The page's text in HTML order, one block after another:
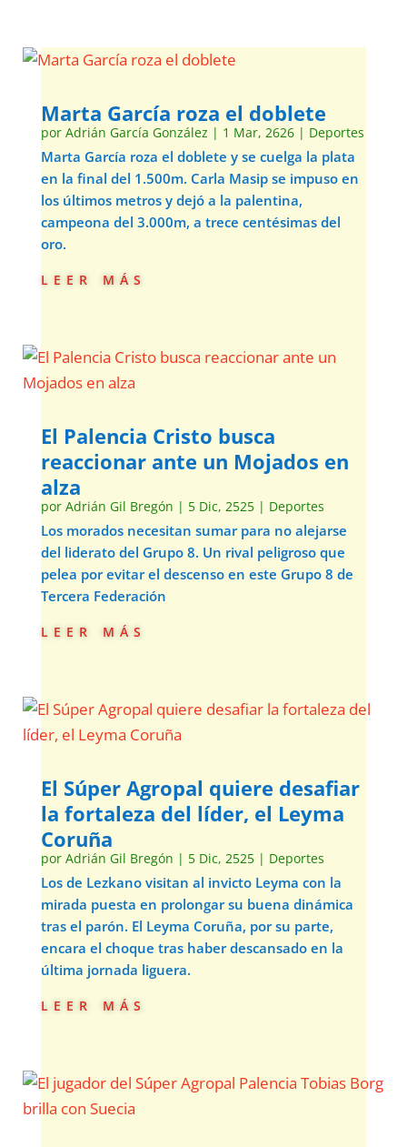
Marta García roza el doblete
por Adrián García González | 1 Mar, 2626| Deportes
Marta García roza el doblete y se cuelga la plata
en la final del 1.500m. Carla Masip se impuso en
los últimos metros y dejó a la palentina,
campeona del 3.000m, a trece centésimas del
oro.
leer más
El Palencia Cristo busca
reaccionar ante un Mojados en
alza
por Adrián Gil Bregón | 5 Dic, 2525| Deportes
Los morados necesitan sumar para no alejarse
del liderato del Grupo 8. Un rival peligroso que
pelea por evitar el descenso en este Grupo 8 de
Tercera Federación
leer más
El Súper Agropal quiere desafiar
la fortaleza del líder, el Leyma
Coruña
por Adrián Gil Bregón | 5 Dic, 2525| Deportes
Los de Lezkano visitan al invicto Leyma con la
mirada puesta en prolongar su buena dinámica
tras el parón. El Leyma Coruña, por su parte,
encara el choque tras haber descansado en la
última jornada liguera.
leer más